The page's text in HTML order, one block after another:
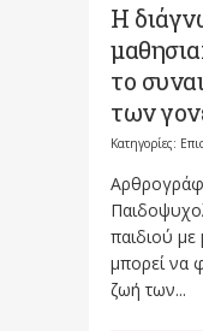
Η
το
των
Κατηγορίες:
παιδιού με
μπορεί να
ζωή των...